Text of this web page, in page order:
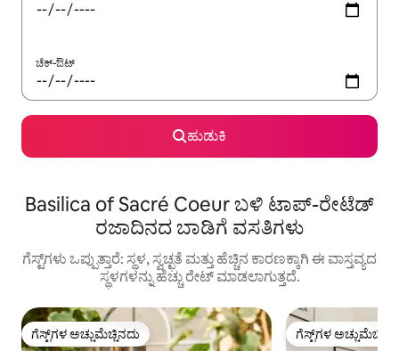
ಚೆಕ್-ಔಟ್
ಹುಡುಕಿ
Basilica of Sacré Coeur ಬಳಿ ಟಾಪ್-ರೇಟೆಡ್
ರಜಾದಿನದ ಬಾಡಿಗೆ ವಸತಿಗಳು
ಗೆಸ್ಟ್‌ಗಳು ಒಪ್ಪುತ್ತಾರೆ: ಸ್ಥಳ, ಸ್ವಚ್ಛತೆ ಮತ್ತು ಹೆಚ್ಚಿನ ಕಾರಣಕ್ಕಾಗಿ ಈ ವಾಸ್ತವ್ಯದ
ಸ್ಥಳಗಳನ್ನು ಹೆಚ್ಚು ರೇಟ್ ಮಾಡಲಾಗುತ್ತದೆ.
ಗೆಸ್ಟ್‌ಗಳ ಅಚ್ಚುಮೆಚ್ಚಿನದು
ಗೆಸ್ಟ್‌ಗಳ ಅಚ್ಚುಮೆಚ್ಚಿನದು ಗೆಸ್ಟ್‌ಗಳ
ಗೆಸ್ಟ್‌ಗಳ